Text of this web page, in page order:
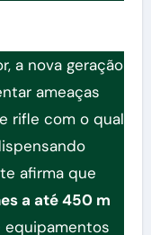
a nova geração
ameaças
rifle com o qual
afirma que
a até 450 m